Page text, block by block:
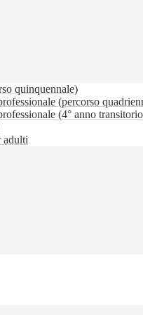
quinquennale)
(percorso
(4° anno
adulti